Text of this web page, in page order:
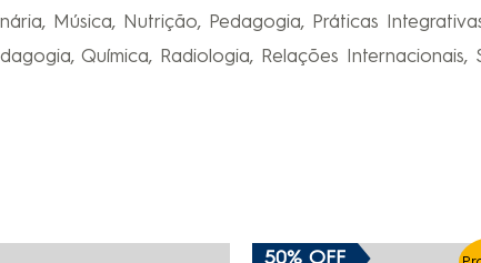
Música, Nutrição, Pedagogia, Práticas
Química, Radiologia, Relações
50% OFF